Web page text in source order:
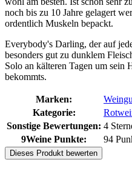
noch bis zu 10 Jahre gelagert
ordentlich Muskeln bepackt.
Everybody's Darling, der auf
besonders gut zu dunklem
Solo an kälteren Tagen um sein
bekommts.
Marken:
Kategorie:
Sonstige Bewertungen: 4
9Weine Punkte:
94
Dieses Produkt bewerten